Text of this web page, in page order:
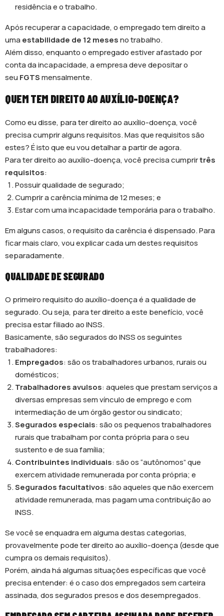
residência e o trabalho.
Após recuperar a capacidade, o empregado tem direito a
uma estabilidade de 12 mesesno trabalho.
Além disso, enquanto o empregado estiver afastado por
conta da incapacidade, a empresa deve depositar o
seu FGTSmensalmente.
QUEM TEM DIREITO AO AUXÍLIO-DOENÇA?
Como eu disse, para ter direito ao auxílio-doença, você
precisa cumprir alguns requisitos. Mas que requisitos são
estes? É isto que eu vou detalhar a partir de agora.
Para ter direito ao auxílio-doença, você precisa cumprirtrês
requisitos:
Possuir qualidade de segurado;
Cumprir a carência mínima de 12 meses; e
Estar com uma incapacidade temporária para o trabalho.
Em alguns casos, o requisito da carência é dispensado. Para
ficar mais claro, vou explicar cada um destes requisitos
separadamente.
QUALIDADE DE SEGURADO
O primeiro requisito do auxílio-doença é a qualidade de
segurado. Ou seja, para ter direito a este benefício, você
precisa estar filiado ao INSS.
Basicamente, são segurados do INSS os seguintes
trabalhadores:
Empregados: são os trabalhadores urbanos, rurais ou
domésticos;
Trabalhadores avulsos: aqueles que prestam serviços a
diversas empresas sem vínculo de emprego e com
intermediação de um órgão gestor ou sindicato;
Segurados especiais: são os pequenos trabalhadores
rurais que trabalham por conta própria para o seu
sustento e de sua família;
Contribuintes individuais: são os “autônomos” que
exercem atividade remunerada por conta própria; e
Segurados facultativos: são aqueles que não exercem
atividade remunerada, mas pagam uma contribuição ao
INSS.
Se você se enquadra em alguma destas categorias,
provavelmente pode ter direito ao auxílio-doença (desde que
cumpra os demais requisitos).
Porém, ainda há algumas situações específicas que você
precisa entender: é o caso dos empregados sem carteira
assinada, dos segurados presos e dos desempregados.